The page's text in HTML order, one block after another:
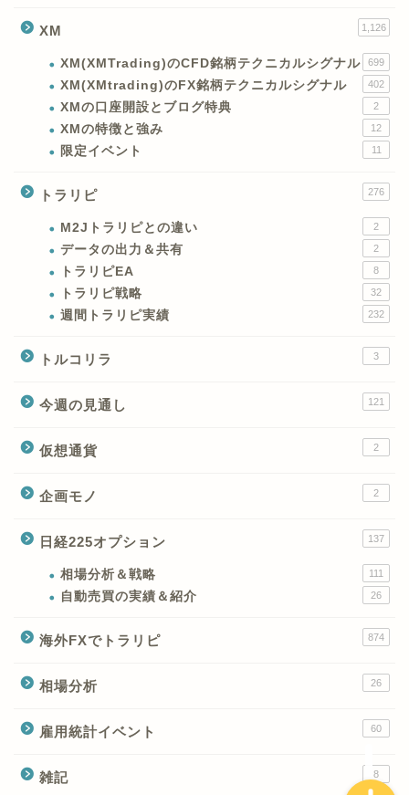
XM 1,126
XM(XMTrading)のCFD銘柄テクニカルシグナル 699
XM(XMtrading)のFX銘柄テクニカルシグナル 402
XMの口座開設とブログ特典 2
XMの特徴と強み 12
限定イベント 11
トラリピ 276
M2Jトラリピとの違い 2
データの出力＆共有 2
トラリピEA 8
トラリピ戦略 32
週間トラリピ実績 232
トルコリラ 3
今週の見通し 121
仮想通貨 2
企画モノ 2
日経225オプション 137
相場分析＆戦略 111
自動売買の実績＆紹介 26
海外FXでトラリピ 874
相場分析 26
雇用統計イベント 60
雑記 8